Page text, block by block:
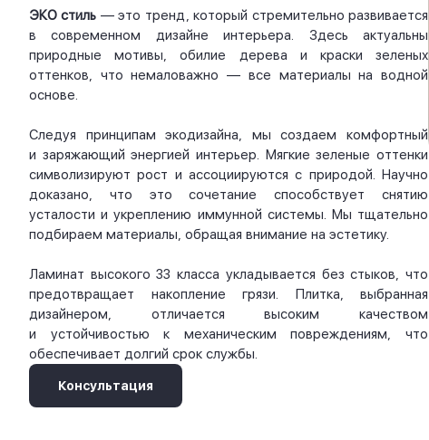
ЭКО стиль — это тренд, который стремительно развивается
в современном дизайне интерьера. Здесь актуальны
природные мотивы, обилие дерева и краски зеленых
оттенков, что немаловажно — все материалы на водной
основе.
Следуя принципам экодизайна, мы создаем комфортный
и заряжающий энергией интерьер. Мягкие зеленые оттенки
символизируют рост и ассоциируются с природой. Научно
доказано, что это сочетание способствует снятию
усталости и укреплению иммунной системы. Мы тщательно
подбираем материалы, обращая внимание на эстетику.
Ламинат высокого 33 класса укладывается без стыков, что
предотвращает накопление грязи. Плитка, выбранная
дизайнером, отличается высоким качеством
и устойчивостью к механическим повреждениям, что
обеспечивает долгий срок службы.
Консультация